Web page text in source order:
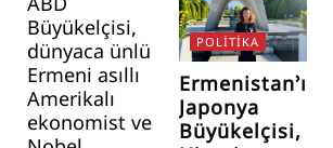
Büyükelçisi,
dünyaca ünlü
Ermeni asıllı
Amerikalı
ekonomist ve
POLITIKA
Ermenistan’ın
Japonya
Büyükelçisi,